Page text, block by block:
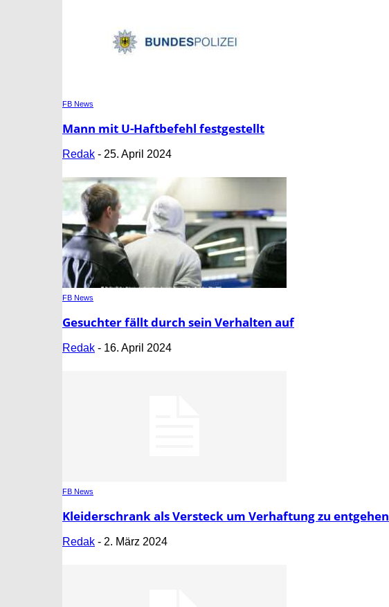
FB News
Mann mit U-Haftbefehl festgestellt
Redak - 25. April 2024
FB News
Gesuchter fällt durch sein Verhalten auf
Redak - 16. April 2024
FB News
Kleiderschrank als Versteck um Verhaftung zu entgehen
Redak - 2. März 2024